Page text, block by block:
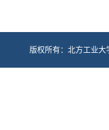
版权所有：北方工业